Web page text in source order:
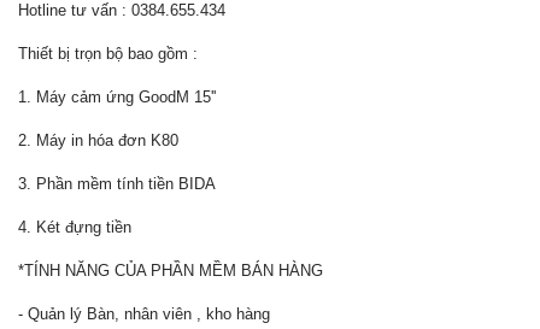
Hotline tư vấn : 0384.655.434
Thiết bị trọn bộ bao gồm :
1. Máy cảm ứng GoodM 15''
2. Máy in hóa đơn K80
3. Phần mềm tính tiền BIDA
4. Két đựng tiền
*TÍNH NĂNG CỦA PHẦN MỀM BÁN HÀNG
- Quản lý Bàn, nhân viên , kho hàng